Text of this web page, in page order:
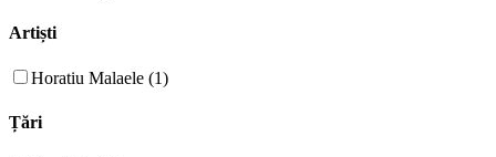
Artiști
Horatiu Malaele (1)
Țări